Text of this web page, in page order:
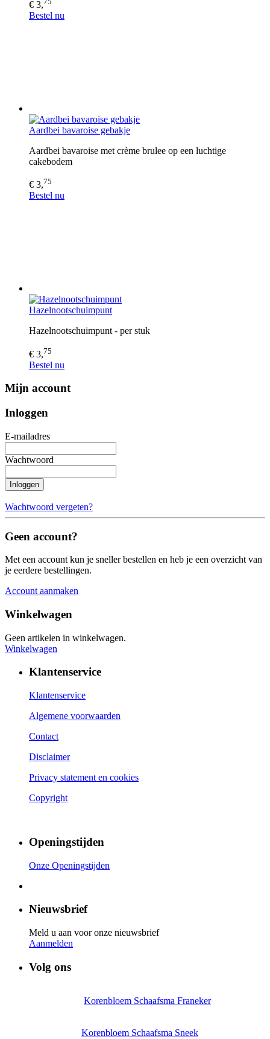
€ 3,
Bestel nu
Aardbei bavaroise gebakje
Aardbei bavaroise met crème brulee op een luchtige
cakebodem
€ 3,75
Bestel nu
Hazelnootschuimpunt
Hazelnootschuimpunt - per stuk
€ 3,75
Bestel nu
Mijn account
Inloggen
E-mailadres
Wachtwoord
Inloggen
Wachtwoord vergeten?
Geen account?
Met een account kun je sneller bestellen en heb je een overzicht van
je eerdere bestellingen.
Account aanmaken
Winkelwagen
Geen artikelen in winkelwagen.
Winkelwagen
Klantenservice
Klantenservice
Algemene voorwaarden
Contact
Disclaimer
Privacy statement en cookies
Copyright
Openingstijden
Onze Openingstijden
Nieuwsbrief
Meld u aan voor onze nieuwsbrief
Aanmelden
Volg ons
Korenbloem Schaafsma Franeker
Korenbloem Schaafsma Sneek